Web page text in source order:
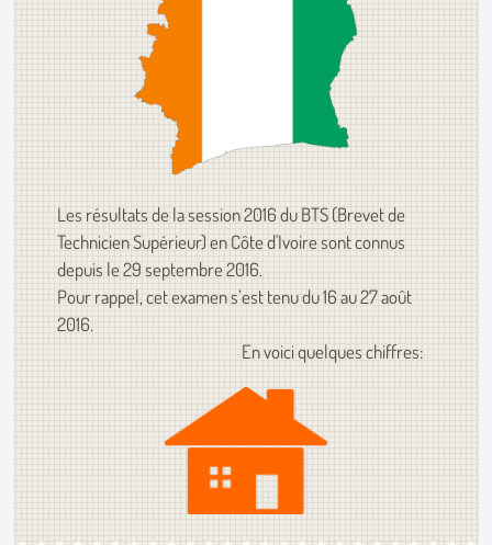
Les résultats de la session 2016 du BTS (Brevet de
Technicien Supérieur) en Côte d'Ivoire sont connus
depuis le 29 septembre 2016.
Pour rappel, cet examen s’est tenu du 16 au 27 août
2016.
En voici quelques chiffres: